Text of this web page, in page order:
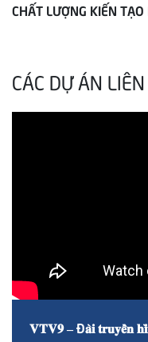
CHẤT LƯỢNG KIẾN TẠO
CÁC DỰ ÁN
𝐕𝐓𝐕𝟗 – Đ𝐚̀𝐢 𝐭𝐫𝐮𝐲𝐞̂̀𝐧